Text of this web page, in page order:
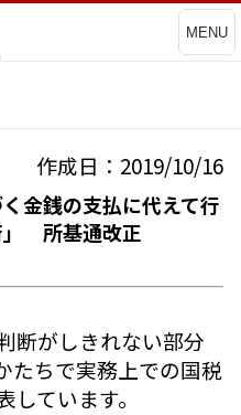
MENU
作成日：2019/10/16
金銭の支払に代えて行
」 所基通改正
断がしきれない部分
たちで実務上での国税
ています。